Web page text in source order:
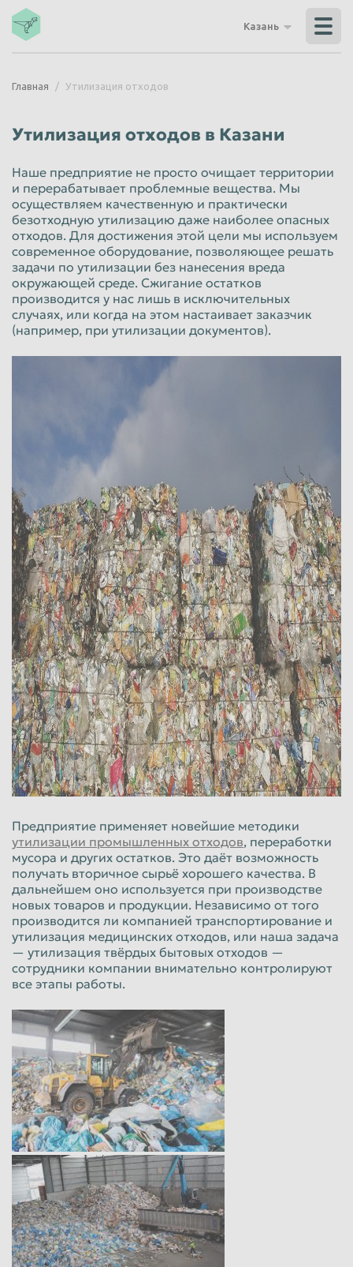
Владикавказ
Волгоград
Воронеж
Иркутск Йошкар-Ола
Казань Калининград
Каменск-Уральский
Кемерово Керчь
Киров Комсомольск-на-Амуре
Королёв Кострома
Красногорск Краснодар
Мытищи Набережные Челны
Нальчик Нижневартовск
Нижнекамск Нижний Новгород
Нижний Тагил Новокузнецк
Новороссийск Новосибирск
Новочеркасск Норильск
Омск Орёл
Оренбург Орск
Пенза Пермь
Петрозаводск Петропавловск-Камчатский
Подольск Прокопьевск
Рыбинск Рязань
Салават Самара
Санкт-Петербург Саранск
Саратов Севастополь
Северодвинск Симферополь
Смоленск Сочи
Стерлитамак Сургут
Сызрань Сыктывкар
Таганрог Тамбов
Тверь Тольятти
Томск Тула
Тюмень Улан-Удэ
Ульяновск Уссурийск
Уфа Хабаровск
Химки Чебоксары
Казань
Главная Утилизация отходов
Утилизация отходов в Казани
Наше предприятие не просто очищает территории
и перерабатывает проблемные вещества. Мы
осуществляем качественную и практически
безотходную утилизацию даже наиболее опасных
отходов. Для достижения этой цели мы используем
современное оборудование, позволяющее решать
задачи по утилизации без нанесения вреда
окружающей среде. Сжигание остатков
производится у нас лишь в исключительных
случаях, или когда на этом настаивает заказчик
(например, при утилизации документов).
Предприятие применяет новейшие методики
утилизации промышленных отходов, переработки
мусора и других остатков. Это даёт возможность
получать вторичное сырьё хорошего качества. В
дальнейшем оно используется при производстве
новых товаров и продукции. Независимо от того
производится ли компанией транспортирование и
утилизация медицинских отходов, или наша задача
— утилизация твёрдых бытовых отходов —
сотрудники компании внимательно контролируют
все этапы работы.